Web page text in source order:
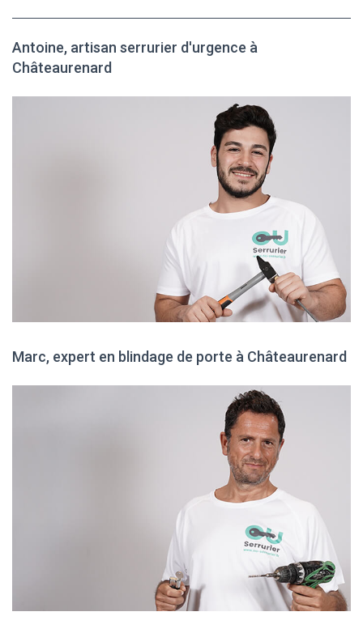
Antoine, artisan serrurier d'urgence à
Châteaurenard
Marc, expert en blindage de porte à Châteaurenard